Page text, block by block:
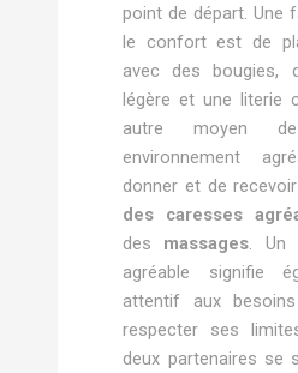
point de départ. Une
le confort est de
avec des bougies,
légère et une literie
autre moyen
environnement
donner et de
des caresses
des massages. Un
agréable signifie
attentif aux
respecter ses
deux partenaires se